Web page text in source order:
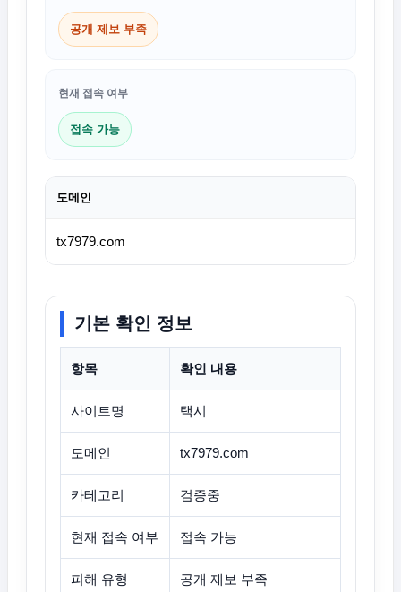
공개 제보 부족
현재 접속 여부
접속 가능
도메인
tx7979.com
기본 확인 정보
항목 확인 내용
사이트명 택시
도메인 tx7979.com
카테고리 검증중
현재 접속 여부 접속 가능
피해 유형 공개 제보 부족